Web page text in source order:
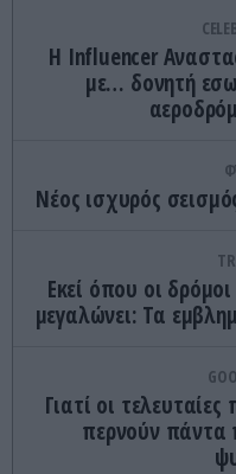
Η Ιnfluencer
με… δονητή
Νέος ισχυρός
Εκεί όπου οι
μεγαλώνει: Τα
Γιατί οι
περνούν πάντα